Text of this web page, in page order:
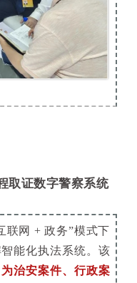
取证数字警察系统
联网 + 政务”模式下
能化执法系统。该
治安案件、行政案